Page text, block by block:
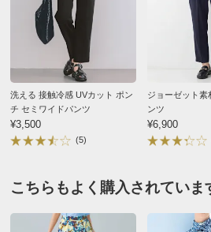
■前2個ポケット・後ろ2個飾りポケ
■裾外側スリット仕様
■後ろウエストゴム仕様
■縦横ストレッチ
■原産国：中国製
サイズ（cm）
サイズ記号 61
スリット長さ（前）
2026/07/28
ブラック ６４
北海道 60代以上女性
普段のサイズ : M 購入したサ
仕事用に購入しました。
履き心地はまったくのストレス
あとは、洗濯後に形が崩れなけ
洗える 接触冷感 UVカット ポン
チ セミワイドパンツ
¥3,500
(5)
ジョーゼット素
ンツ
¥6,900
こちらもよく購入されていま